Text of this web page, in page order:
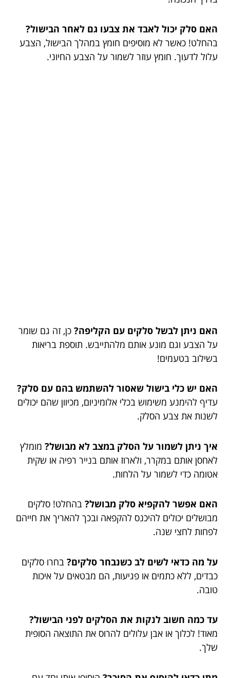
האם סלק יכול לאבד את צבעו גם לאחר הבישול?
בהחלט! כאשר לא מוסיפים חומץ במהלך הבישול, הצבע
עלול לדעוך. חומץ עוזר לשמור על הצבע החיוני.
האם ניתן לבשל סלקים עם הקליפה? כן, זה גם שומר
על הצבע וגם מונע אותם מלהתייבש. תוספת בריאות
בשילוב בטעמים!
האם יש כלי בישול שאסור להשתמש בהם עם סלק?
עדיף להימנע משימוש בכלי אלומיניום, מכיוון שהם יכולים
לשנות את צבע הסלק.
איך ניתן לשמור על הסלק במצב לא מבושל? מומלץ
לאחסן אותם במקרר, ולארוז אותם בנייר רפיה או שקית
אטומה כדי לשמור על הלחות.
האם אפשר להקפיא סלק מבושל? בהחלט! סלקים
מבושלים יכולים להיכנס להקפאה ובכך להאריך את חייהם
לפחות לחצי שנה.
על מה כדאי לשים לב כשנבחר סלקים? בחרו סלקים
כבדים, ללא כתמים או פגיעות, הם מבטאים על איכות
טובה.
עד כמה חשוב לנקות את הסלקים לפני הבישול?
מאוד! לכלוך או אבן עלולים להרוס את התוצאה הסופית
שלך.